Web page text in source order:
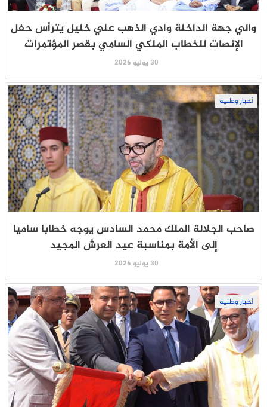
والي جهة الداخلة وادي الذهب علي خليل يترأس حفل
الإنصات للخطاب الملكي السامي بقصر المؤتمرات
30 يوليو 2026
أخبار وطنية
صاحب الجلالة الملك محمد السادس يوجه خطابا ساميا
إلى الأمة بمناسبة عيد العرش المجيد
30 يوليو 2026
أخبار وطنية